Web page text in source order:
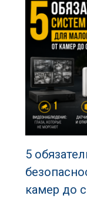
5
камер до